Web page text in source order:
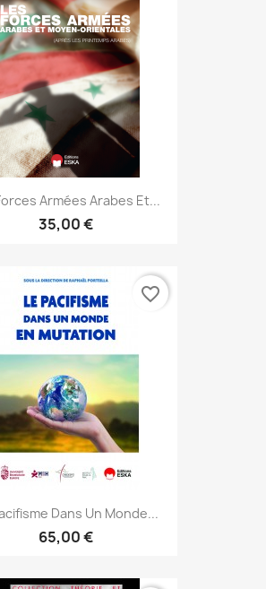
Armées Arabes Et...
35,00 €
Dans Un Monde...
65,00 €
favorite_border